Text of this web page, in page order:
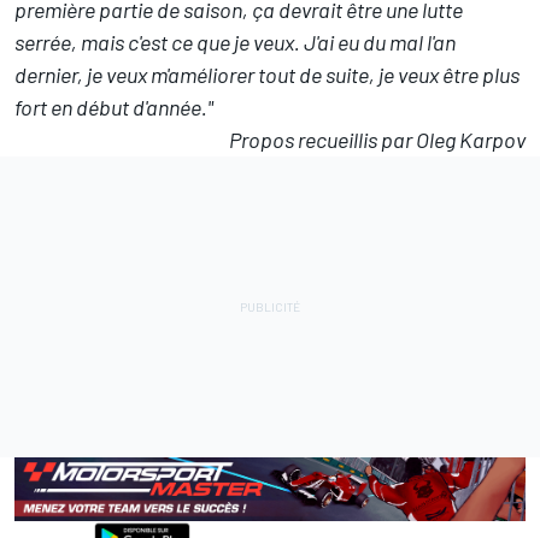
première partie de saison, ça devrait être une lutte
serrée, mais c'est ce que je veux. J'ai eu du mal l'an
dernier, je veux m'améliorer tout de suite, je veux être plus
fort en début d'année."
Propos recueillis par Oleg Karpov